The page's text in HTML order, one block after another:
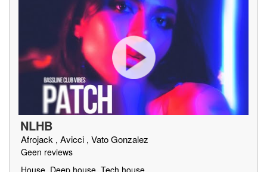
NLHB
Afrojack , Avicci , Vato Gonzalez
Geen reviews
House, Deep house, Tech house